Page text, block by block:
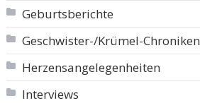
Geburtsberichte
Geschwister-/Krümel-Chroniken
Herzensangelegenheiten
Interviews